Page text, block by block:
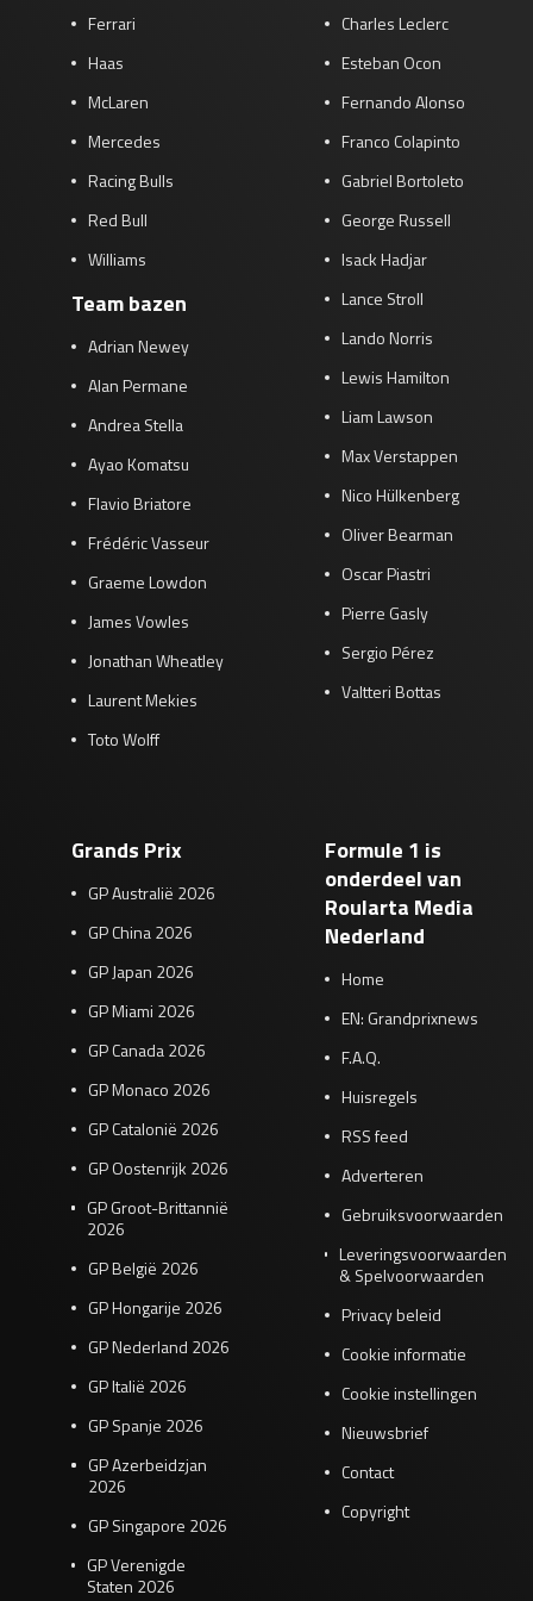
Race
zo 21:00 - 23:00
zo 05:00 - 07:00
GP QATAR 2026 27 - 29 nov
Kwalificatie
za 19:00 - 20:00
zo 17:00 - 19:00
Ferrari
Haas
McLaren
Mercedes
Racing Bulls
Red Bull
Williams
Team bazen
Adrian Newey
Alan Permane
Andrea Stella
Ayao Komatsu
Flavio Briatore
Frédéric Vasseur
Graeme Lowdon
James Vowles
Jonathan Wheatley
Laurent Mekies
Toto Wolff
Charles Leclerc
Esteban Ocon
Fernando Alonso
Franco Colapinto
Gabriel Bortoleto
George Russell
Isack Hadjar
Lance Stroll
Lando Norris
Lewis Hamilton
Liam Lawson
Max Verstappen
Nico Hülkenberg
Oliver Bearman
Oscar Piastri
Pierre Gasly
Sergio Pérez
Valtteri Bottas
Grands Prix
GP Australië 2026
GP China 2026
GP Japan 2026
GP Miami 2026
GP Canada 2026
GP Monaco 2026
GP Catalonië 2026
GP Oostenrijk 2026
GP Groot-Brittannië
2026
GP België 2026
GP Hongarije 2026
GP Nederland 2026
GP Italië 2026
GP Spanje 2026
GP Azerbeidzjan
2026
GP Singapore 2026
GP Verenigde
Staten 2026
Formule 1 is
onderdeel van
Roularta Media
Nederland
Home
EN: Grandprixnews
F.A.Q.
Huisregels
RSS feed
Adverteren
Gebruiksvoorwaarden
Leveringsvoorwaarden
& Spelvoorwaarden
Privacy beleid
Cookie informatie
Cookie instellingen
Nieuwsbrief
Contact
Copyright